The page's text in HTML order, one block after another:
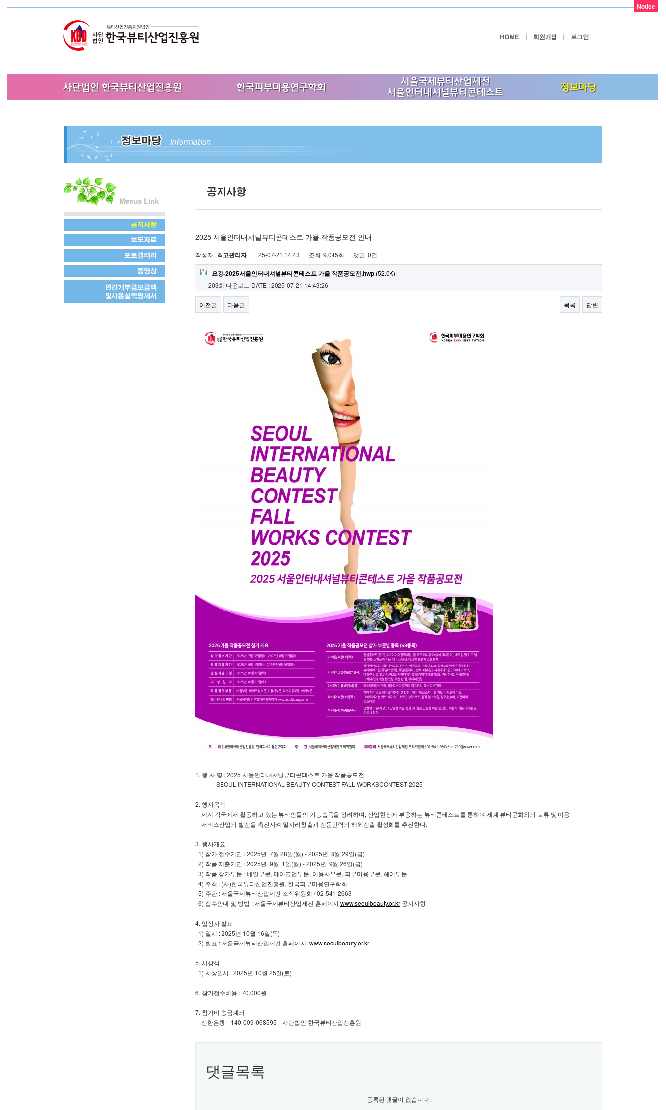
Notice
2025 서울인터내셔널뷰티콘테스트 가을 작품공모전 안내
작성자 최고관리자 25-07-21 14:43 조회 9,045회 댓글 0건
요강-2025서울인터내셔널뷰티콘테스트 가을 작품공모전.hwp(52.0K)
203회 다운로드 DATE : 2025-07-21 14:43:26
이전글 다음글 목록 답변
1. 행 사 명 : 2025 서울인터내셔널뷰티콘테스트 가을 작품공모전
SEOUL INTERNATIONAL BEAUTY CONTEST FALL WORKSCONTEST 2025
2. 행사목적
세계 각국에서 활동하고 있는 뷰티인들의 기능습득을 장려하며, 산업현장에 부응하는 뷰티콘테스트를 통하여 세계 뷰티문화와의 교류 및 미용
서비스산업의 발전을 촉진시켜 일자리창출과 전문인력의 해외진출 활성화를 추진한다.
3. 행사개요
1) 참가 접수기간 : 2025년 7월 28일(월) - 2025년 8월 29일(금)
2) 작품 제출기간 : 2025년 9월 1일(월) - 2025년 9월 26일(금)
3) 작품 참가부문 : 네일부문, 메이크업부문, 이용사부문, 피부미용부문, 헤어부문
4) 주최 : (사)한국뷰티산업진흥원, 한국피부미용연구학회
5) 주관 : 서울국제뷰티산업제전 조직위원회 / 02-541-2663
6) 접수안내 및 방법 : 서울국제뷰티산업제전 홈페이지 www.seoulbeauty.or.kr공지사항
4. 입상자 발표
1) 일시 : 2025년 10월 16일(목)
2) 발표 : 서울국제뷰티산업제전 홈페이지 www.seoulbeauty.or.kr
5. 시상식
1) 시상일시 : 2025년 10월 25일(토)
6. 참가접수비용 : 70,000원
7. 참가비 송금계좌
신한은행 140-009-068595 사단법인 한국뷰티산업진흥원
댓글목록
등록된 댓글이 없습니다.